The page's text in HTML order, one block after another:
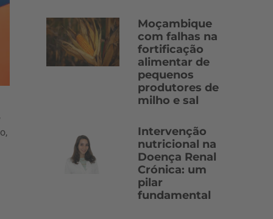
Moçambique
com falhas na
fortificação
alimentar de
pequenos
produtores de
milho e sal
Intervenção
nutricional na
Doença Renal
Crónica: um
pilar
fundamental